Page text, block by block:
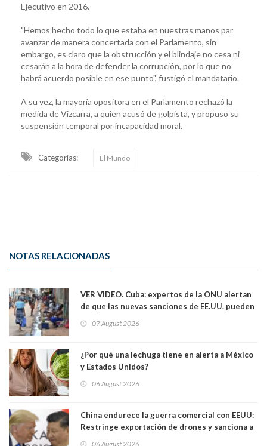
Ejecutivo en 2016.
"Hemos hecho todo lo que estaba en nuestras manos par
avanzar de manera concertada con el Parlamento, sin
embargo, es claro que la obstrucción y el blindaje no cesa ni
cesarán a la hora de defender la corrupción, por lo que no
habrá acuerdo posible en ese punto", fustigó el mandatario.
A su vez, la mayoría opositora en el Parlamento rechazó la
medida de Vizcarra, a quien acusó de golpista, y propuso su
suspensión temporal por incapacidad moral.
Categorias: El Mundo
NOTAS RELACIONADAS
VER VIDEO. Cuba: expertos de la ONU alertan
de que las nuevas sanciones de EE.UU. pueden
07 August 2026
¿Por qué una lechuga tiene en alerta a México
y Estados Unidos?
06 August 2026
China endurece la guerra comercial con EEUU:
Restringe exportación de drones y sanciona a
06 August 2026